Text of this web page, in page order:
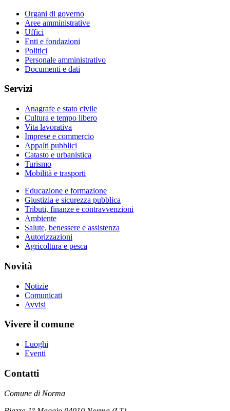
Organi di governo
Aree amministrative
Uffici
Enti e fondazioni
Politici
Personale amministrativo
Documenti e dati
Servizi
Anagrafe e stato civile
Cultura e tempo libero
Vita lavorativa
Imprese e commercio
Appalti pubblici
Catasto e urbanistica
Turismo
Mobilità e trasporti
Educazione e formazione
Giustizia e sicurezza pubblica
Tributi, finanze e contravvenzioni
Ambiente
Salute, benessere e assistenza
Autorizzazioni
Agricoltura e pesca
Novità
Notizie
Comunicati
Avvisi
Vivere il comune
Luoghi
Eventi
Contatti
Comune di Norma